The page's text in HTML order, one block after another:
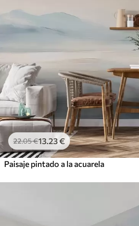
22.05€13.23€
Paisaje pintado a la acuarela